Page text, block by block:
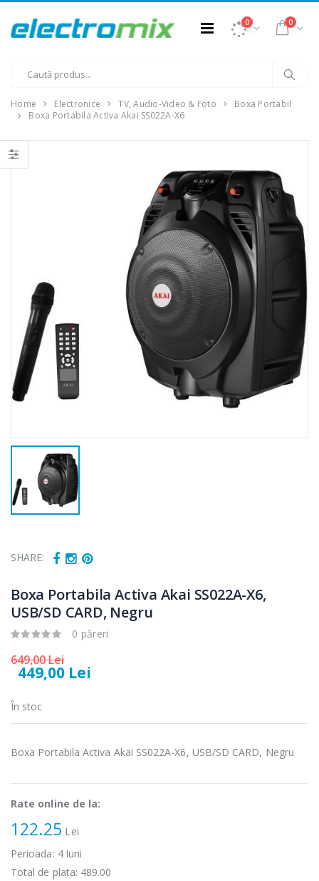
0 0
Home Electronice TV, Audio-Video & Foto
Boxa Portabil
Boxa Portabila Activa Akai SS022A-X6
SHARE:
Boxa Portabila Activa Akai SS022A-X6,
USB/SD CARD, Negru
0 păreri
649,00 Lei
449,00 Lei
În stoc
Boxa Portabila Activa Akai SS022A-X6, USB/SD CARD, Negru
Rate online de la:
122.25 Lei
Perioada: 4luni
Total de plata: 489.00
Fierbator
electric cu filtru
...
Masina de tocat
-33%
Masina de tocat
NobeLTek ...
199,00 Lei
Robot de
Heinner ...